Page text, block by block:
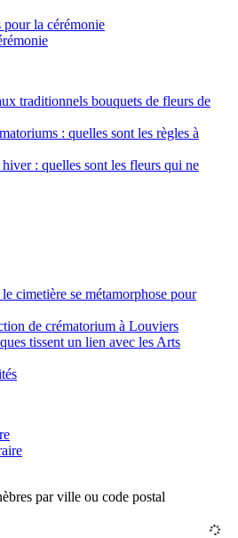
la cérémonie
traditionnels bouquets de fleurs de
: quelles sont les règles à
: quelles sont les fleurs qui ne
cimetière se métamorphose pour
de crématorium à Louviers
tissent un lien avec les Arts
par ville ou code postal